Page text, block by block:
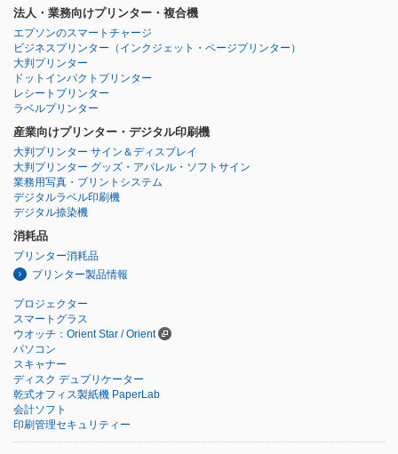
法人・業務向けプリンター・複合機
エプソンのスマートチャージ
ビジネスプリンター （インクジェット・ページプリンター）
大判プリンター
ドットインパクトプリンター
レシートプリンター
ラベルプリンター
産業向けプリンター・デジタル印刷機
大判プリンター サイン＆ディスプレイ
大判プリンター グッズ・アパレル・ソフトサイン
業務用写真・プリントシステム
デジタルラベル印刷機
デジタル捺染機
消耗品
プリンター消耗品
プリンター製品情報
プロジェクター
スマートグラス
ウオッチ：Orient Star / Orient
パソコン
スキャナー
ディスク デュプリケーター
乾式オフィス製紙機 PaperLab
会計ソフト
印刷管理セキュリティー